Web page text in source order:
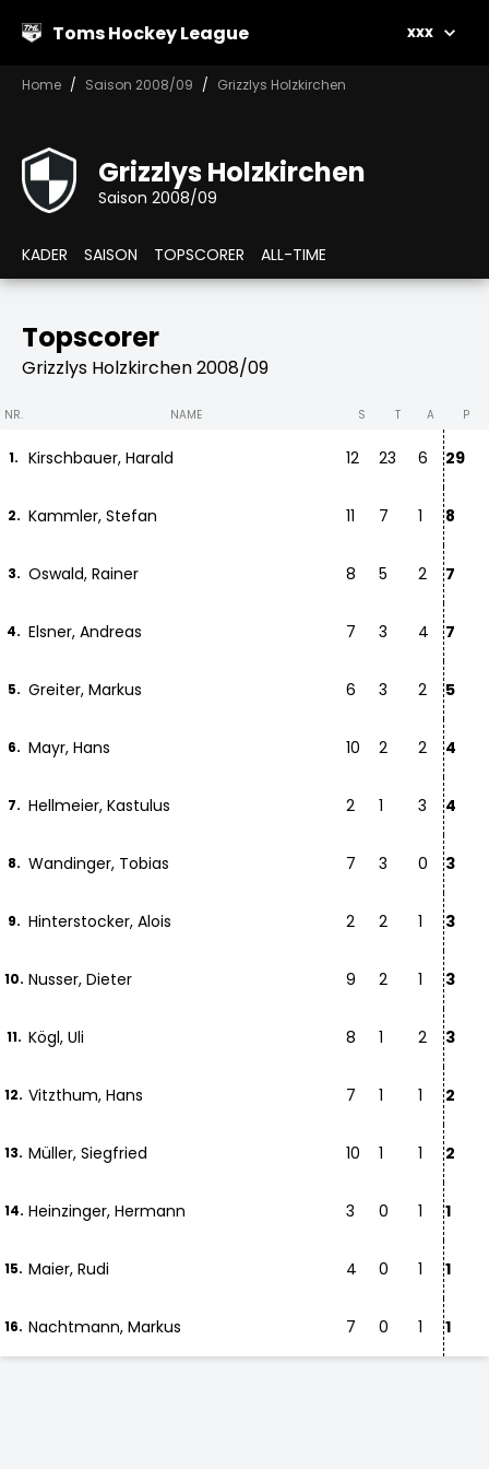
Toms Hockey League xxx
Home Saison 2008/09 Grizzlys Holzkirchen
Grizzlys Holzkirchen
Saison 2008/09
KADER SAISON TOPSCORER ALL-TIME
Topscorer
Grizzlys Holzkirchen 2008/09
NR. NAME S T A P
1. Kirschbauer, Harald 12 23 6 29
2. Kammler, Stefan 11 7 1 8
3. Oswald, Rainer 8 5 2 7
4. Elsner, Andreas 7 3 4 7
5. Greiter, Markus 6 3 2 5
6. Mayr, Hans 10 2 2 4
7. Hellmeier, Kastulus 2 1 3 4
8. Wandinger, Tobias 7 3 0 3
9. Hinterstocker, Alois 2 2 1 3
10. Nusser, Dieter 9 2 1 3
11. Kögl, Uli 8 1 2 3
12. Vitzthum, Hans 7 1 1 2
13. Müller, Siegfried 10 1 1 2
14. Heinzinger, Hermann 3 0 1 1
15. Maier, Rudi 4 0 1 1
16. Nachtmann, Markus 7 0 1 1